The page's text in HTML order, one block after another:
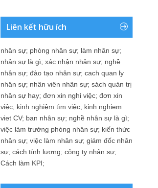
Liên kết hữu ích
nhân sự; phòng nhân sự; làm nhân sự;
nhân sự là gì; xác nhận nhân sự; nghề
nhân sự; đào tạo nhân sự; cach quan ly
nhân sự; nhân viên nhân sự; sách quản trị
nhân sự hay; đơn xin nghỉ việc; đơn xin
việc; kinh nghiệm tìm việc; kinh nghiem
viet CV; ban nhân sự; nghề nhân sự là gì;
việc làm trưởng phòng nhân sự; kiến thức
nhân sự; việc làm nhân sự; giám đốc nhân
sự; cách tính lương; công ty nhân sự;
Cách làm KPI;